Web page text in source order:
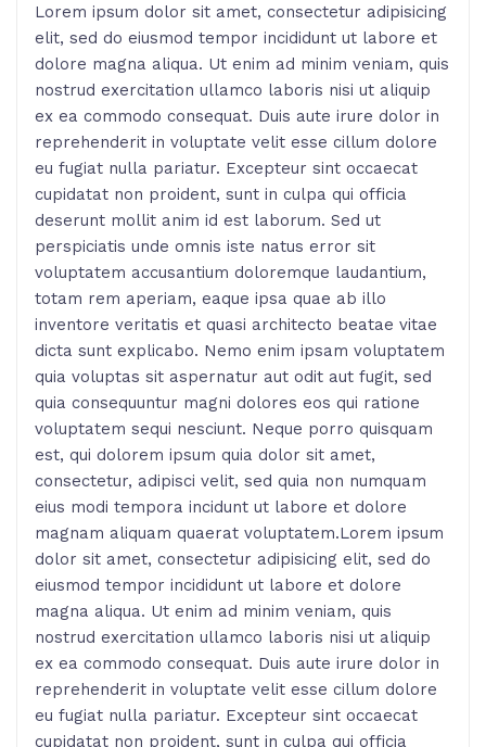
Lorem ipsum dolor sit amet, consectetur adipisicing
elit, sed do eiusmod tempor incididunt ut labore et
dolore magna aliqua. Ut enim ad minim veniam, quis
nostrud exercitation ullamco laboris nisi ut aliquip
ex ea commodo consequat. Duis aute irure dolor in
reprehenderit in voluptate velit esse cillum dolore
eu fugiat nulla pariatur. Excepteur sint occaecat
cupidatat non proident, sunt in culpa qui officia
deserunt mollit anim id est laborum. Sed ut
perspiciatis unde omnis iste natus error sit
voluptatem accusantium doloremque laudantium,
totam rem aperiam, eaque ipsa quae ab illo
inventore veritatis et quasi architecto beatae vitae
dicta sunt explicabo. Nemo enim ipsam voluptatem
quia voluptas sit aspernatur aut odit aut fugit, sed
quia consequuntur magni dolores eos qui ratione
voluptatem sequi nesciunt. Neque porro quisquam
est, qui dolorem ipsum quia dolor sit amet,
consectetur, adipisci velit, sed quia non numquam
eius modi tempora incidunt ut labore et dolore
magnam aliquam quaerat voluptatem.Lorem ipsum
dolor sit amet, consectetur adipisicing elit, sed do
eiusmod tempor incididunt ut labore et dolore
magna aliqua. Ut enim ad minim veniam, quis
nostrud exercitation ullamco laboris nisi ut aliquip
ex ea commodo consequat. Duis aute irure dolor in
reprehenderit in voluptate velit esse cillum dolore
eu fugiat nulla pariatur. Excepteur sint occaecat
cupidatat non proident, sunt in culpa qui officia